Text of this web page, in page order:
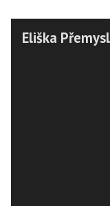
Eliška